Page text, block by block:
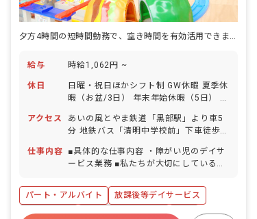
給与 時給1,062円 ~
休日
日曜・祝日ほかシフト制 GW休暇 夏季休
暇（お盆/3日） 年末年始休暇（5日） 有
アクセス
あいの風とやま鉄道「黒部駅」より車5
分 地鉄バス「清明中学校前」下車徒歩1
OK（駐車場完備）
仕事内容
■具体的な仕事内容 ・障がい児のデイサ
ービス業務 ■私たちが大切にしているこ
成 ・学校・自宅への送迎サービス ・一
緒に「できた」を増やしていこう 放課後
等デイサービス 高志野ベースは、6歳～
パート・アルバイト
放課後等デイサービス
ブランクOK
ボーナス・賞与あり